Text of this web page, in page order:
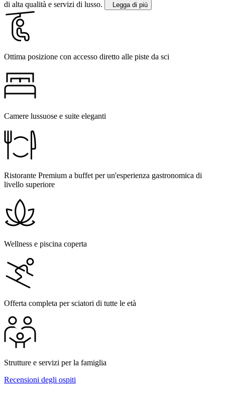
di alta qualità e servizi di lusso. Legga di più
Ottima posizione con accesso diretto alle piste da sci
Camere lussuose e suite eleganti
Ristorante Premium a buffet per un'esperienza gastronomica di
livello superiore
Wellness e piscina coperta
Offerta completa per sciatori di tutte le età
Strutture e servizi per la famiglia
Recensioni degli ospiti